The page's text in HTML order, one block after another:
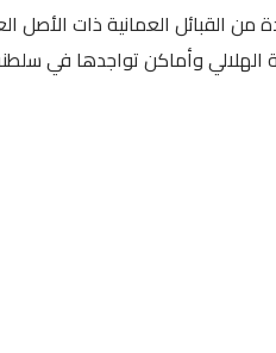
القبائل العمانية ذات الأصل
الهلالي وأماكن تواجدها في